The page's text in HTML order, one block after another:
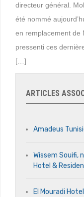
directeur général.
été nommé
en remplacement de
pressenti ces
[…]
ARTICLES
Amadeus
Wissem Souifi,
Hotel &
El Mouradi